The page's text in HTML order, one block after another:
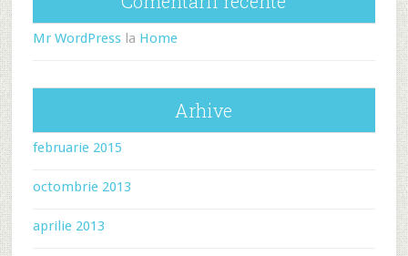
Mr WordPressla Home
Arhive
februarie 2015
octombrie 2013
aprilie 2013